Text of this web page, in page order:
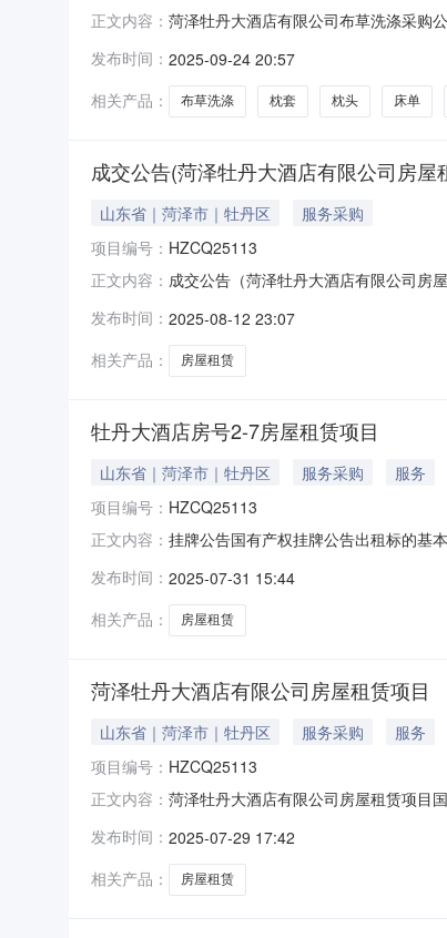
正文内容： 菏泽牡丹大酒店有限公司布草洗涤采购
头0.6m*0.9m83床单
发布时间： 2025-09-24 20:57
相关产品：
布草洗涤 枕套 枕头 床单
成交公告(菏泽牡丹大酒店有限公司房屋
山东省｜菏泽市｜牡丹区
服务采购
项目编号： HZCQ25113
正文内容： 成交公告（菏泽牡丹大酒店有限公司房
发布时间： 2025-08-12 23:07
相关产品：
房屋租赁
牡丹大酒店房号2-7房屋租赁项目
山东省｜菏泽市｜牡丹区 服务采购 服务
项目编号： HZCQ25113
正文内容： 挂牌公告国有产权挂牌公告出租标的基
鲁大普房估字[2025]菏第HZ0033号，标
发布时间： 2025-07-31 15:44
相关产品：
房屋租赁
菏泽牡丹大酒店有限公司房屋租赁项目
山东省｜菏泽市｜牡丹区 服务采购 服务
项目编号： HZCQ25113
正文内容： 菏泽牡丹大酒店有限公司房屋租赁项目
㎡。详见《房地产估价报告》鲁大普房
发布时间： 2025-07-29 17:42
相关产品：
房屋租赁